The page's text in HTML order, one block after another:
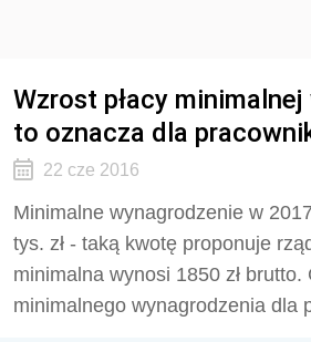
Wzrost płacy
to oznacza dla
22 cze 2016
Minimalne wynagrodzenie w
tys. zł - taką kwotę proponuje
minimalna wynosi 1850 zł
minimalnego wynagrodzenia dla